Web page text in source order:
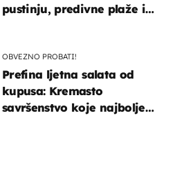
pustinju, predivne plaže i
OBVEZNO PROBATI!
Prefina ljetna salata od
kupusa: Kremasto
savršenstvo koje najbolje